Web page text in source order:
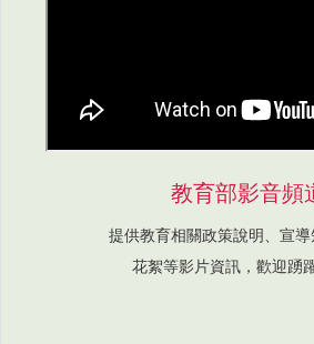
教育部影音頻
提供教育相關政策說明、宣
花絮等影片資訊，歡迎踴